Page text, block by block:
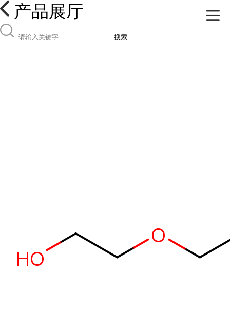
产品展厅
搜索